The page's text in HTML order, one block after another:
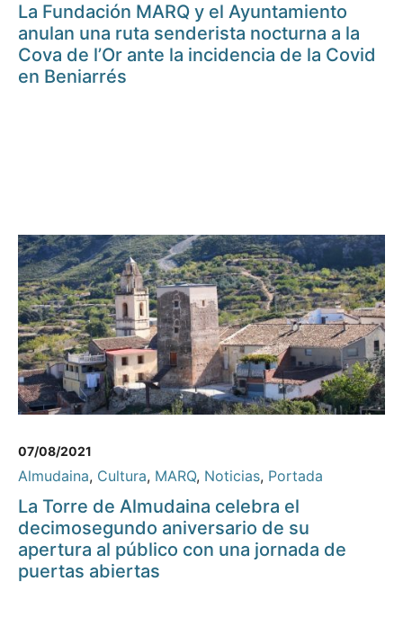
La Fundación MARQ y el Ayuntamiento
anulan una ruta senderista nocturna a la
Cova de l’Or ante la incidencia de la Covid
en Beniarrés
07/08/2021
Almudaina, Cultura, MARQ, Noticias, Portada
La Torre de Almudaina celebra el
decimosegundo aniversario de su
apertura al público con una jornada de
puertas abiertas